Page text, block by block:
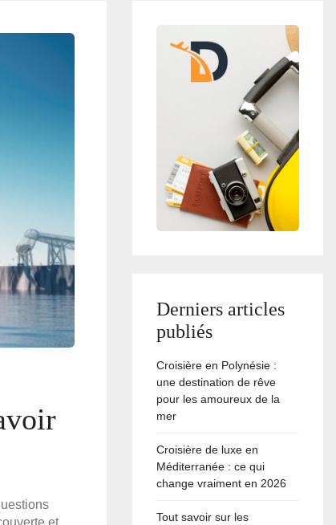
Derniers articles
publiés
Croisière en Polynésie :
une destination de rêve
pour les amoureux de la
mer
Croisière de luxe en
Méditerranée : ce qui
change vraiment en 2026
Tout savoir sur les